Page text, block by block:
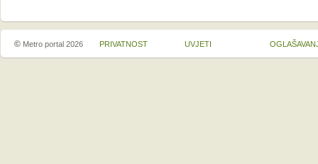
© Metro portal 2026 PRIVATNOST UVJETI